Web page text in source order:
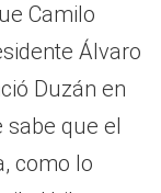
Camilo
Álvaro
Duzán en
sabe que el
como lo